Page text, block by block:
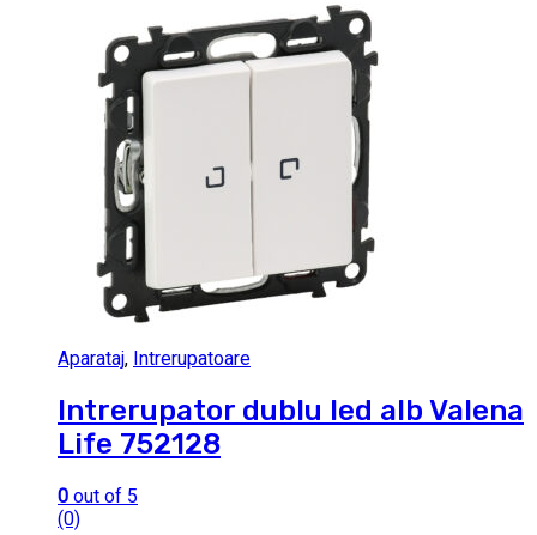
Aparataj, Intrerupatoare
Intrerupator dublu led alb Valena
Life 752128
0 out of 5
(0)